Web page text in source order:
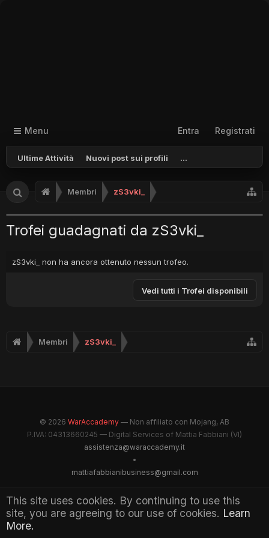
Menu
Ultime Attività Nuovi post sui profili ...
Entra Registrati
Membri zS3vki_
This site uses cookies. By continuing to use this
site, you are agreeing to our use of cookies. Learn
More.
Trofei guadagnati da zS3vki_
zS3vki_ non ha ancora ottenuto nessun trofeo.
Vedi tutti i Trofei disponibili
Membri zS3vki_
© 2026 WarAccademy — Non affiliato con Mojang, AB
P.IVA: 04313660245 — Digital Services of Mattia Fabbiani (VI)
assistenza@waraccademy.it
•
mattiafabbianibusiness@gmail.com
@GhostFabbyz
Maintained by WarAccademy Administrators